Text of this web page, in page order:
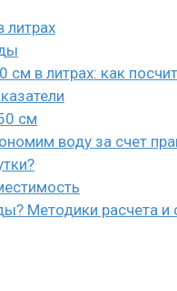
в литрах: как
см
воду за счет
Методики расчета